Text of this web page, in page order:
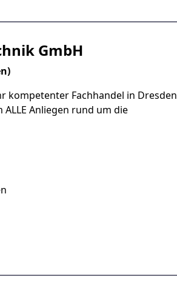
GmbH
kompetenter Fachhandel in Dresden
Anliegen rund um die